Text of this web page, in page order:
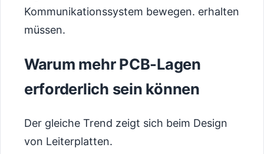
Kommunikationssystem bewegen. erhalten
müssen.
Warum mehr PCB-Lagen
erforderlich sein können
Der gleiche Trend zeigt sich beim Design
von Leiterplatten.